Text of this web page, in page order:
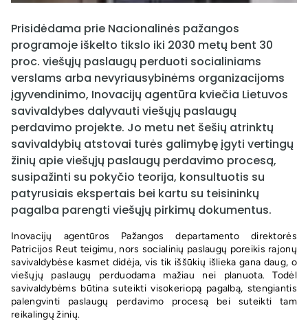
Prisidėdama prie Nacionalinės pažangos
programoje iškelto tikslo iki 2030 metų bent 30
proc. viešųjų paslaugų perduoti socialiniams
verslams arba nevyriausybinėms organizacijoms
įgyvendinimo, Inovacijų agentūra kviečia Lietuvos
savivaldybes dalyvauti viešųjų paslaugų
perdavimo projekte. Jo metu net šešių atrinktų
savivaldybių atstovai turės galimybę įgyti vertingų
žinių apie viešųjų paslaugų perdavimo procesą,
susipažinti su pokyčio teorija, konsultuotis su
patyrusiais ekspertais bei kartu su teisininkų
pagalba parengti viešųjų pirkimų dokumentus.
Inovacijų agentūros Pažangos departamento direktorės
Patricijos Reut teigimu, nors socialinių paslaugų poreikis rajonų
savivaldybėse kasmet didėja, vis tik iššūkių išlieka gana daug, o
viešųjų paslaugų perduodama mažiau nei planuota. Todėl
savivaldybėms būtina suteikti visokeriopą pagalbą, stengiantis
palengvinti paslaugų perdavimo procesą bei suteikti tam
reikalingų žinių.